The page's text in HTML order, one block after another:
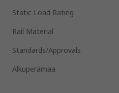
Static Load Rating
Rail Material
Standards/Approvals
Alkuperämaa